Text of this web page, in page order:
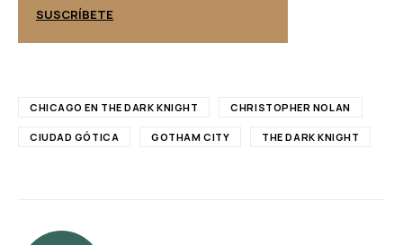
SUSCRÍBETE
CHICAGO EN THE DARK KNIGHT CHRISTOPHER NOLAN
CIUDAD GÓTICA GOTHAM CITY THE DARK KNIGHT